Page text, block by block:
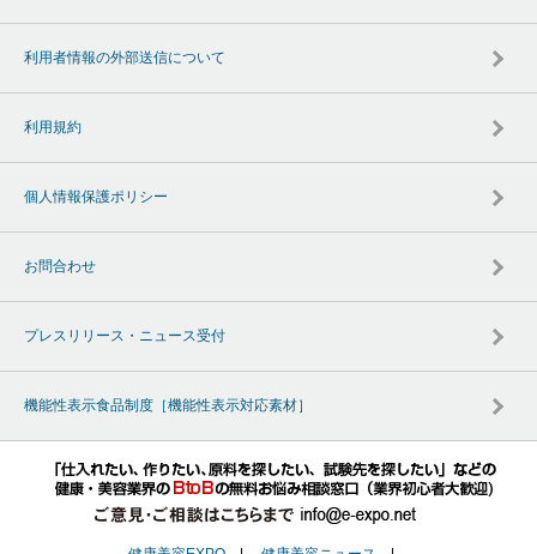
利用者情報の外部送信について
利用規約
個人情報保護ポリシー
お問合わせ
プレスリリース・ニュース受付
機能性表示食品制度［機能性表示対応素材］